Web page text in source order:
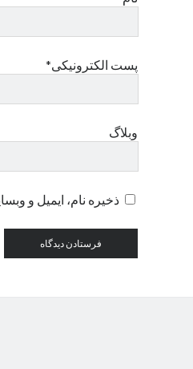
پست الکترونیکی*
وبلاگ
ذخیره نام، ایمیل و